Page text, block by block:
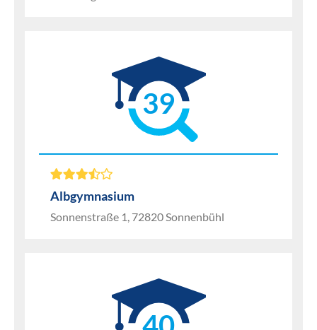
39
Albgymnasium
Sonnenstraße 1, 72820 Sonnenbühl